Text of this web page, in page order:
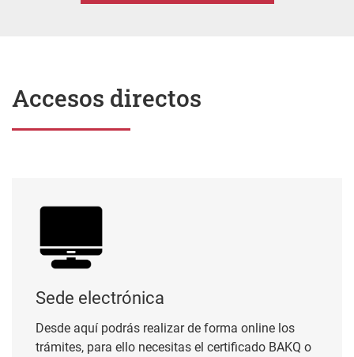
Accesos directos
Sede electrónica
Desde aquí podrás realizar de forma online los
trámites, para ello necesitas el certificado BAKQ o